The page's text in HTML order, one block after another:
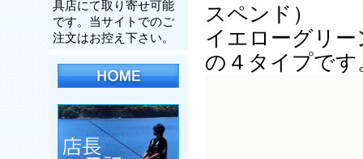
具店にて取り寄せ可能
です。当サイトでのご
注文はお控え下さい。
スペンド）
イエローグリ
の４タイプです